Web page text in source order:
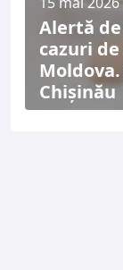
Alertă
cazuri
Chișinău